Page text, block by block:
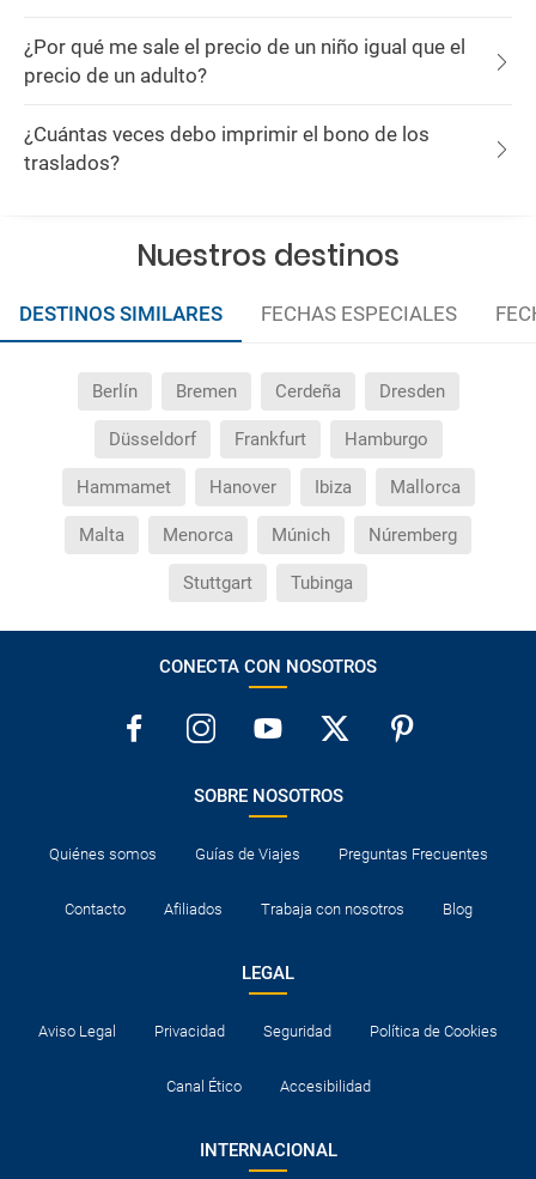
¿Por qué me sale el precio de un niño igual que el
precio de un adulto?
¿Cuántas veces debo imprimir el bono de los
traslados?
Nuestros destinos
DESTINOS SIMILARES FECHAS ESPECIALES
Berlín Bremen Cerdeña Dresden
Düsseldorf Frankfurt Hamburgo
Hammamet Hanover Ibiza Mallorca
Malta Menorca Múnich Núremberg
Stuttgart Tubinga
CONECTA CON NOSOTROS
SOBRE NOSOTROS
Quiénes somos Guías de Viajes Preguntas Frecuentes
Contacto Afiliados Trabaja con nosotros Blog
LEGAL
Aviso Legal Privacidad Seguridad Política de Cookies
Canal Ético Accesibilidad
INTERNACIONAL